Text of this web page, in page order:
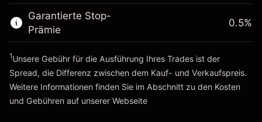
Zur Plattform
Positionsgröße mit Hebelwirkung
~$2,000.00
Geld aus Hebelwirkung ~
Zur Plattform
Garantierte Stop-
Prämie
0.5%
1Unsere Gebühr für die Ausführung Ihres Trades ist der
Spread, die Differenz zwischen dem Kauf- und Verkaufspreis.
Weitere Informationen finden Sie im Abschnitt zu den Kosten
und Gebühren auf unserer Webseite